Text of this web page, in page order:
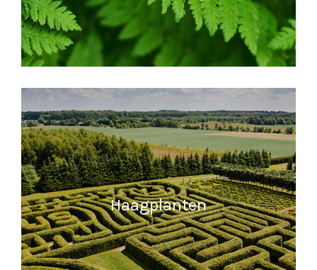
Haagplanten